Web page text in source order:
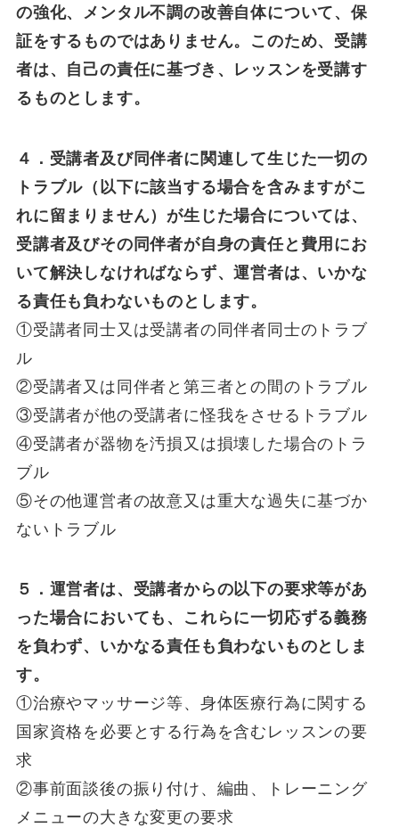
の強化、メンタル不調の改善自体について、保
証をするものではありません。このため、受講
者は、自己の責任に基づき、レッスンを受講す
るものとします。
４．受講者及び同伴者に関連して生じた一切の
トラブル（以下に該当する場合を含みますがこ
れに留まりません）が生じた場合については、
受講者及びその同伴者が自身の責任と費用にお
いて解決しなければならず、運営者は、いかな
る責任も負わないものとします。
①受講者同士又は受講者の同伴者同士のトラブ
ル
②受講者又は同伴者と第三者との間のトラブル
③受講者が他の受講者に怪我をさせるトラブル
④受講者が器物を汚損又は損壊した場合のトラ
ブル
⑤その他運営者の故意又は重大な過失に基づか
ないトラブル
５．運営者は、受講者からの以下の要求等があ
った場合においても、これらに一切応ずる義務
を負わず、いかなる責任も負わないものとしま
す。
①治療やマッサージ等、身体医療行為に関する
国家資格を必要とする行為を含むレッスンの要
求
②事前面談後の振り付け、編曲、トレーニング
メニューの大きな変更の要求